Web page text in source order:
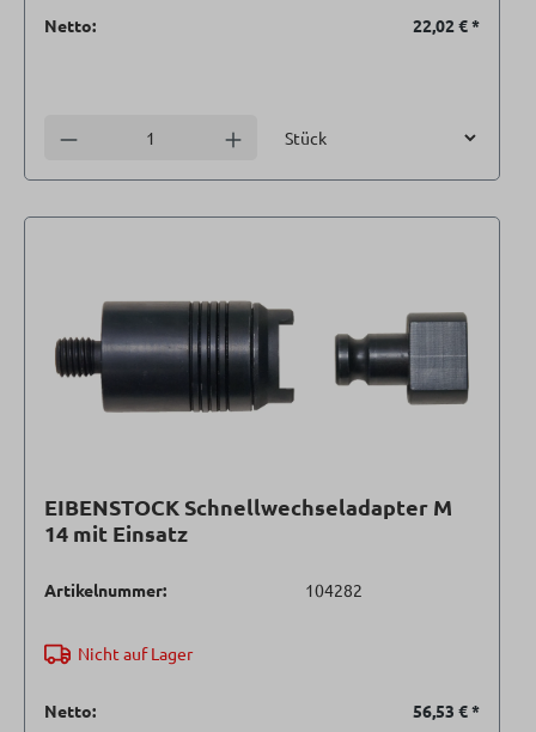
Netto: 22,02 €*
Anzahl verringern Anzahl erhöhen
EIBENSTOCK Schnellwechseladapter M
14 mit Einsatz
Artikelnummer: 104282
Nicht auf Lager
Netto: 56,53 €*